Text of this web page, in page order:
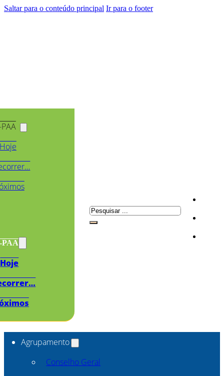
Saltar para o conteúdo principal Ir para o footer
PAA
Hoje
Pesquisar
Agrupamento
Conselho Geral